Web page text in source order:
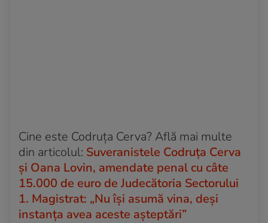
Cine este Codruța Cerva? Află mai multe
din articolul: Suveranistele Codruța Cerva
și Oana Lovin, amendate penal cu câte
15.000 de euro de Judecătoria Sectorului
1. Magistrat: „Nu își asumă vina, deși
instanța avea aceste așteptări”